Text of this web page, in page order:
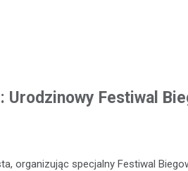
Urodzinowy Festiwal
organizując specjalny Festiwal